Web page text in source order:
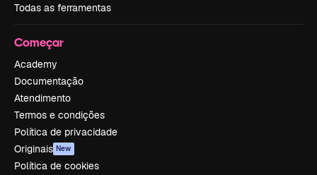
Todas as ferramentas
Começar
Academy
Documentação
Atendimento
Termos e condições
Política de privacidade
Originais New
Política de cookies